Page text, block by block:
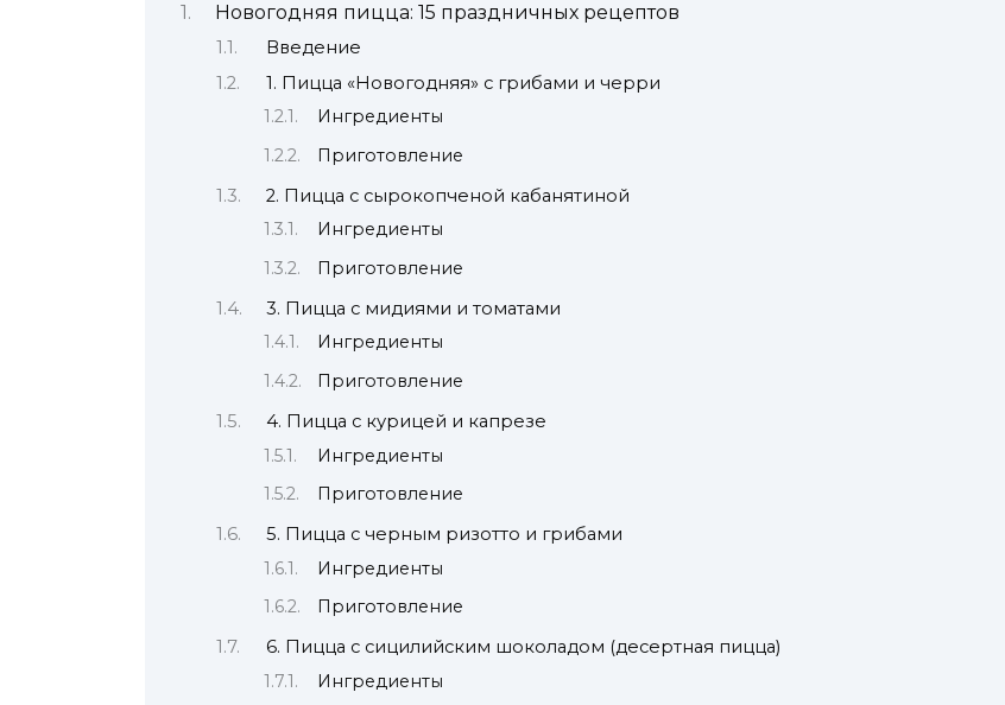
Новогодняя пицца: 15 праздничных рецептов
Введение
1. Пицца «Новогодняя» с грибами и черри
Ингредиенты
Приготовление
2. Пицца с сырокопченой кабанятиной
Ингредиенты
Приготовление
3. Пицца с мидиями и томатами
Ингредиенты
Приготовление
4. Пицца с курицей и капрезе
Ингредиенты
Приготовление
5. Пицца с черным ризотто и грибами
Ингредиенты
Приготовление
6. Пицца с сицилийским шоколадом (десертная пицца)
Ингредиенты